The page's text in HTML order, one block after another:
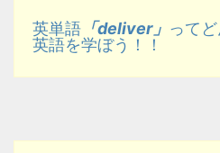
英単語 「deliver」 って
英語を学ぼう！！